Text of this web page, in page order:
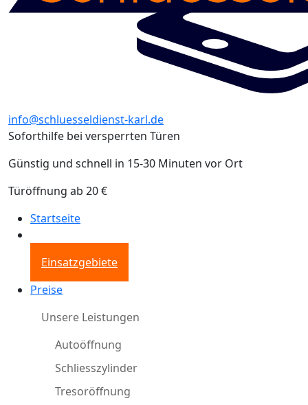
info@schluesseldienst-karl.de
Soforthilfe bei versperrten Türen
Günstig und schnell in 15-30 Minuten vor Ort
Türöffnung ab 20 €
Startseite
Einsatzgebiete
Preise
Unsere Leistungen
Autoöffnung
Schliesszylinder
Tresoröffnung